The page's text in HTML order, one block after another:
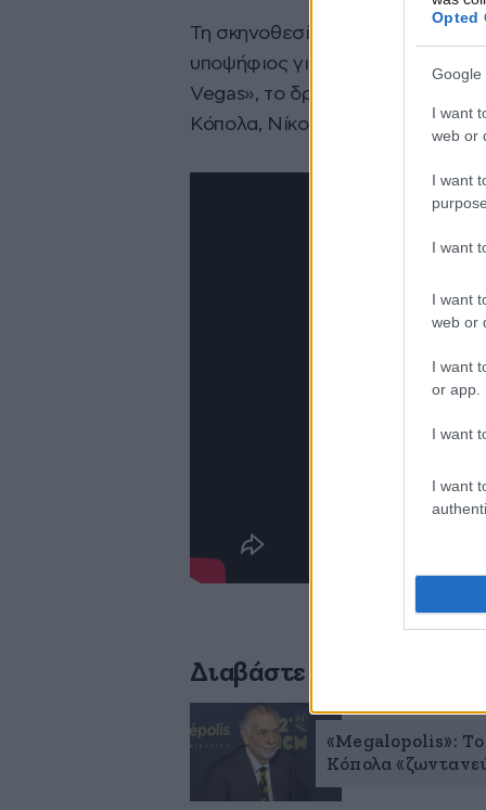
Opted
Google
I want
web or
I want
I want
I want
web or
I want
or app.
I want
I want
Τη σκηνοθεσία του «Megadoc»
υποψήφιος για Όσκαρ καλύτερης
Vegas», το δράμα που κέρδισε
Κόπολα, Νίκολας Κέιτζ.
Διαβάστε σχετικά
«Megalopolis»:
Κόπολα